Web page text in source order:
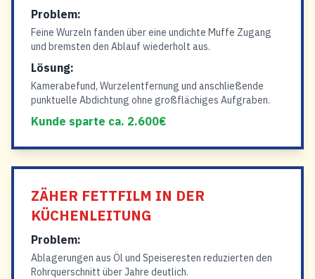
Problem:
Feine Wurzeln fanden über eine undichte Muffe Zugang
und bremsten den Ablauf wiederholt aus.
Lösung:
Kamerabefund, Wurzelentfernung und anschließende
punktuelle Abdichtung ohne großflächiges Aufgraben.
Kunde sparte ca. 2.600€
ZÄHER FETTFILM IN DER
KÜCHENLEITUNG
Problem:
Ablagerungen aus Öl und Speiseresten reduzierten den
Rohrquerschnitt über Jahre deutlich.